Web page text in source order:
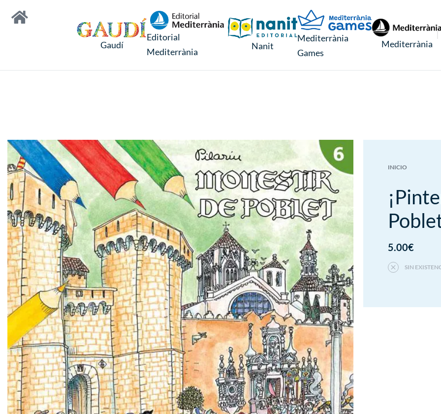
Gaudí
Editorial
Mediterrània
Nanit
Mediterrània
Games
Mediterrània
INICIO
5.00€
SIN